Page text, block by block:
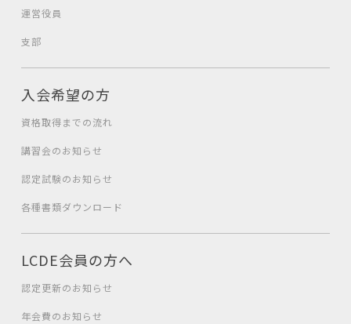
運営役員
支部
入会希望の方
資格取得までの流れ
講習会のお知らせ
認定試験のお知らせ
各種書類ダウンロード
LCDE会員の方へ
認定更新のお知らせ
年会費のお知らせ